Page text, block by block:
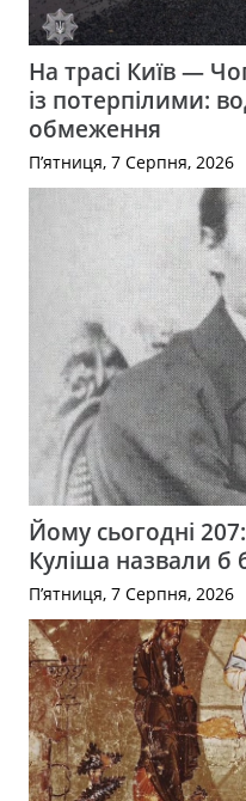
На трасі Київ —
із потерпілими:
обмеження
П’ятниця, 7 Серпня, 2026
Йому сьогодні
Куліша назвали б
П’ятниця, 7 Серпня, 2026